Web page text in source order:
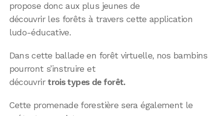
propose donc aux plus jeunes de
découvrir les forêts à travers cette application
ludo-éducative.
Dans cette ballade en forêt virtuelle, nos bambins
pourront s’instruire et
découvrirtrois types de forêt.
Cette promenade forestière sera également le